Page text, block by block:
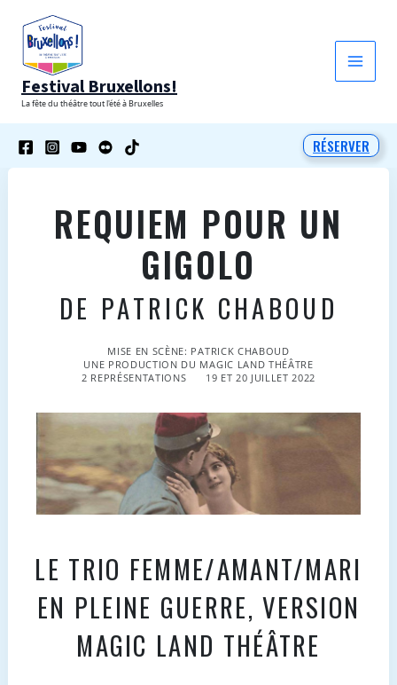
contenu
Festival Bruxellons!
La fête du théâtre tout l'été à Bruxelles
RÉSERVER
REQUIEM POUR UN
GIGOLO
DE PATRICK CHABOUD
MISE EN SCÈNE: PATRICK CHABOUD
UNE PRODUCTION DU MAGIC LAND THÉÂTRE
2 REPRÉSENTATIONS
19 ET 20 JUILLET 2022
LE TRIO FEMME/AMANT/MARI
EN PLEINE GUERRE, VERSION
MAGIC LAND THÉÂTRE